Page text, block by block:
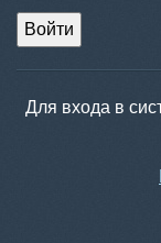
Войти
Для входа в